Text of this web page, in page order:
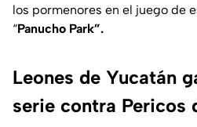
los pormenores en el juego de
“Panucho Park”.
Leones de Yucatán
serie contra Pericos